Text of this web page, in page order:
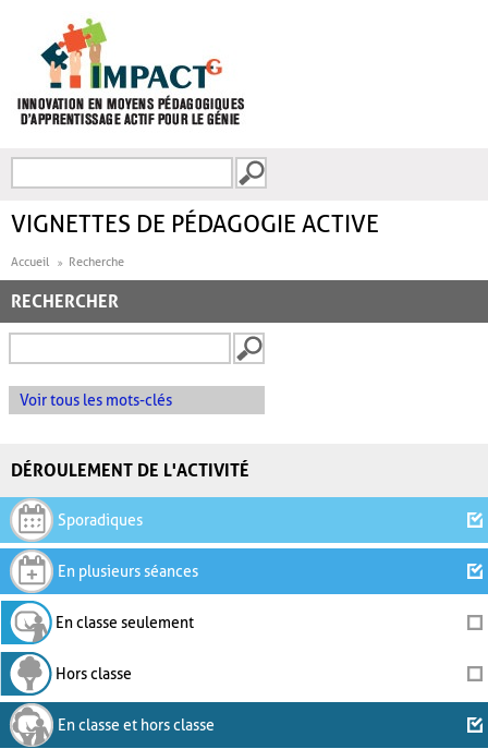
FORMULAIRE DE
VIGNETTES DE PÉDAGOGIE ACTIVE
Accueil Recherche
RECHERCHER
Voir tous les mots-clés
DÉROULEMENT DE L'ACTIVITÉ
Sporadiques
En plusieurs séances
En classe seulement
Hors classe
En classe et hors classe